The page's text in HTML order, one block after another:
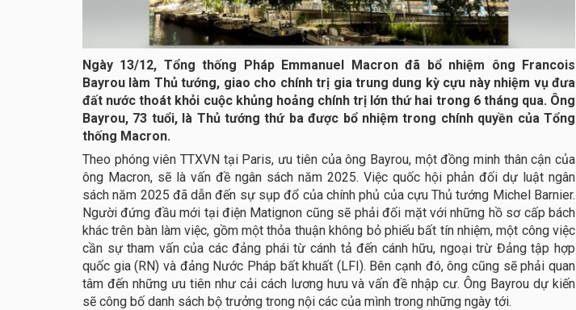
Ngày 13/12, Tổng thống Pháp Emmanuel Macron đã bổ nhiệm ông Francois
Bayrou làm Thủ tướng, giao cho chính trị gia trung dung kỳ cựu này nhiệm vụ đưa
đất nước thoát khỏi cuộc khủng hoảng chính trị lớn thứ hai trong 6 tháng qua. Ông
Bayrou, 73 tuổi, là Thủ tướng thứ ba được bổ nhiệm trong chính quyền của Tổng
thống Macron.
Theo phóng viên TTXVN tại Paris, ưu tiên của ông Bayrou, một đồng minh thân cận của
ông Macron, sẽ là vấn đề ngân sách năm 2025. Việc quốc hội phản đối dự luật ngân
sách năm 2025 đã dẫn đến sự sụp đổ của chính phủ của cựu Thủ tướng Michel Barnier.
Người đứng đầu mới tại điện Matignon cũng sẽ phải đối mặt với những hồ sơ cấp bách
khác trên bàn làm việc, gồm một thỏa thuận không bỏ phiếu bất tín nhiệm, một công việc
cần sự tham vấn của các đảng phái từ cánh tả đến cánh hữu, ngoại trừ Đảng tập hợp
quốc gia (RN) và đảng Nước Pháp bất khuất (LFI). Bên cạnh đó, ông cũng sẽ phải quan
tâm đến những ưu tiên như cải cách lương hưu và vấn đề nhập cư. Ông Bayrou dự kiến
sẽ công bố danh sách bộ trưởng trong nội các của mình trong những ngày tới.